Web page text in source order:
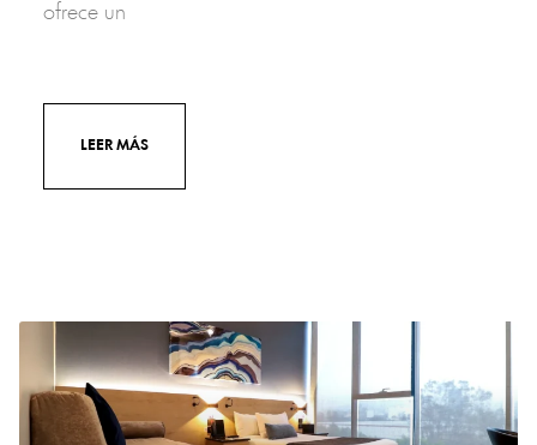
ofrece un
LEER MÁS